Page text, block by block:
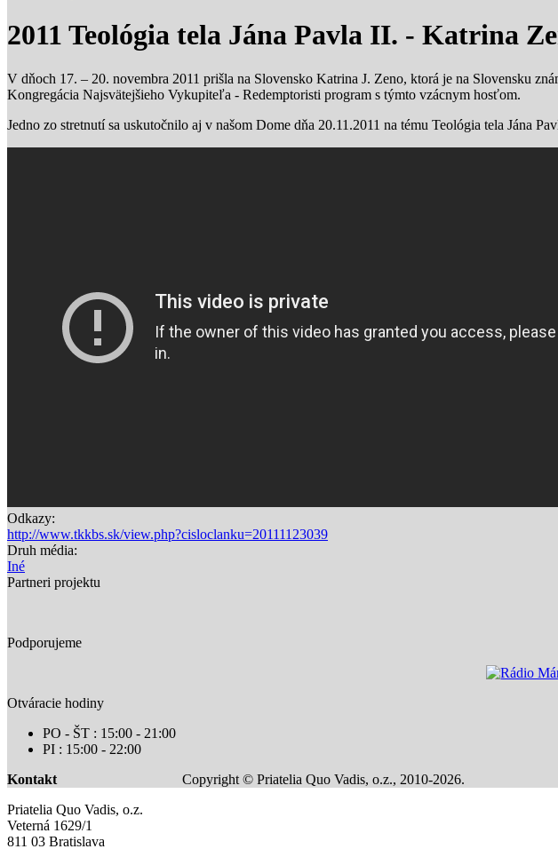
2011 Teológia tela Jána Pavla II. - Katrina
V dňoch 17. – 20. novembra 2011 prišla na Slovensko Katrina J. Zeno, ktorá je na Slovensku
Kongregácia Najsvätejšieho Vykupiteľa - Redemptoristi program s týmto vzácnym hosťom.
Jedno zo stretnutí sa uskutočnilo aj v našom Dome dňa 20.11.2011 na tému Teológia tela Jána
Odkazy:
http://www.tkkbs.sk/view.php?cisloclanku=20111123039
Druh média:
Iné
Partneri projektu
Podporujeme
Otváracie hodiny
PO - ŠT : 15:00 - 21:00
PI : 15:00 - 22:00
Kontakt
Priatelia Quo Vadis, o.z.
Veterná 1629/1
811 03 Bratislava
Copyright © Priatelia Quo Vadis, o.z., 2010-2026.